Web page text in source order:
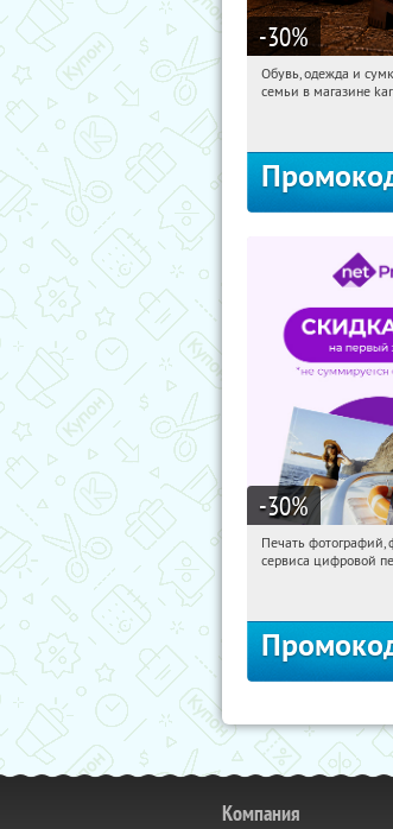
-30%
00:18:05
Обувь, одежда и
семьи в магазине
-30%
00:18:05
Печать фотографий,
сервиса цифровой
Компания